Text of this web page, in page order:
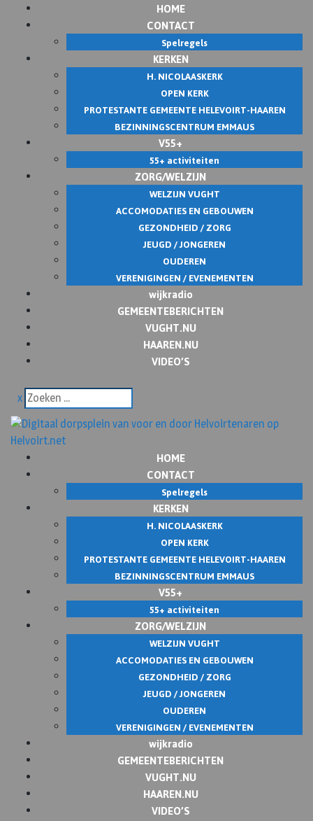
HOME
CONTACT
Spelregels
KERKEN
H. NICOLAASKERK
OPEN KERK
PROTESTANTE GEMEENTE HELEVOIRT-HAAREN
BEZINNINGSCENTRUM EMMAUS
V55+
55+ activiteiten
ZORG/WELZIJN
WELZIJN VUGHT
ACCOMODATIES EN GEBOUWEN
GEZONDHEID / ZORG
JEUGD / JONGEREN
OUDEREN
VERENIGINGEN / EVENEMENTEN
wijkradio
GEMEENTEBERICHTEN
VUGHT.NU
HAAREN.NU
VIDEO’S
x
HOME
CONTACT
Spelregels
KERKEN
H. NICOLAASKERK
OPEN KERK
PROTESTANTE GEMEENTE HELEVOIRT-HAAREN
BEZINNINGSCENTRUM EMMAUS
V55+
55+ activiteiten
ZORG/WELZIJN
WELZIJN VUGHT
ACCOMODATIES EN GEBOUWEN
GEZONDHEID / ZORG
JEUGD / JONGEREN
OUDEREN
VERENIGINGEN / EVENEMENTEN
wijkradio
GEMEENTEBERICHTEN
VUGHT.NU
HAAREN.NU
VIDEO’S